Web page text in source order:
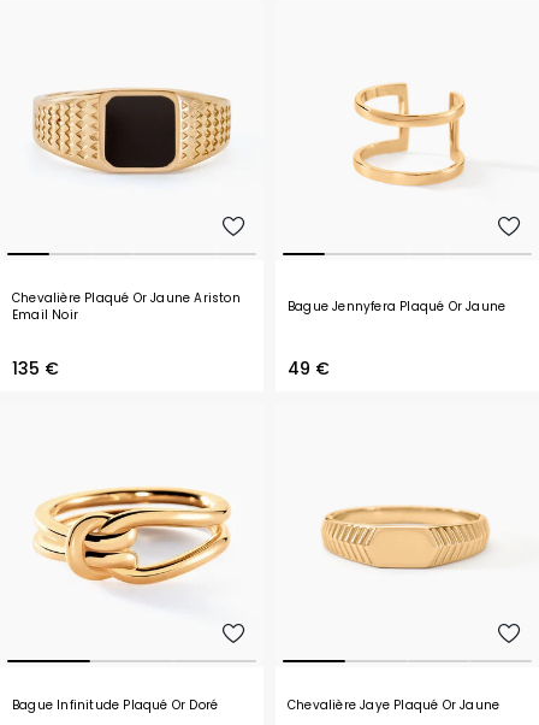
Chevalière Plaqué Or Jaune Ariston
Email Noir
135 €
Bague Jennyfera Plaqué Or Jaune
49 €
Bague Infinitude Plaqué Or Doré Chevalière Jaye Plaqué Or Jaune